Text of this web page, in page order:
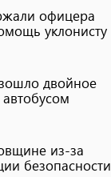
офицера
уклонисту
двойное
из-за
безопасности